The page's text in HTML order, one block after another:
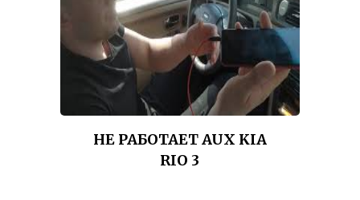
НЕ РАБОТАЕТ AUX KIA
RIO 3